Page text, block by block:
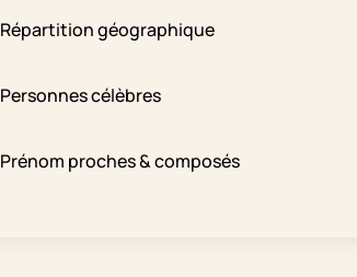
Répartition géographique
Personnes célèbres
Prénom proches & composés